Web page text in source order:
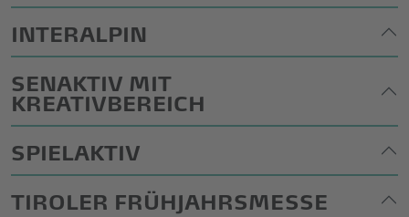
INTERALPIN
SENAKTIV MIT
KREATIVBEREICH
SPIELAKTIV
TIROLER FRÜHJAHRSMESSE